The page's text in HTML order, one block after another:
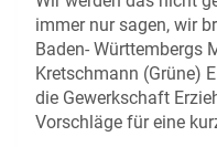
immer nur sagen, wir
Baden- Württembergs
Kretschmann (Grüne)
die Gewerkschaft
Vorschläge für eine